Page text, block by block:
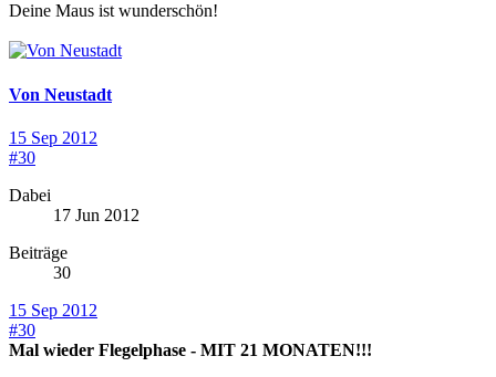
Deine Maus ist wunderschön!
Von Neustadt
15 Sep 2012
#30
Dabei
17 Jun 2012
Beiträge
30
15 Sep 2012
#30
Mal wieder Flegelphase - MIT 21 MONATEN!!!